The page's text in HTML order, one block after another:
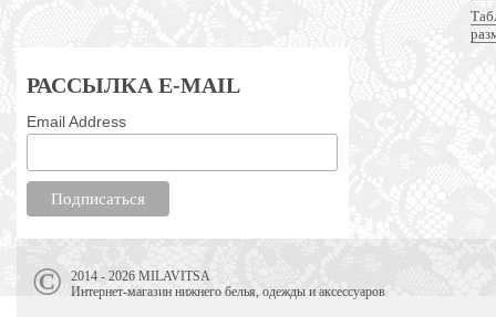
РАССЫЛКА E-MAIL
Email Address
2014 - 2026 MILAVITSA
Интернет-магазин нижнего белья, одежды и аксессуаров